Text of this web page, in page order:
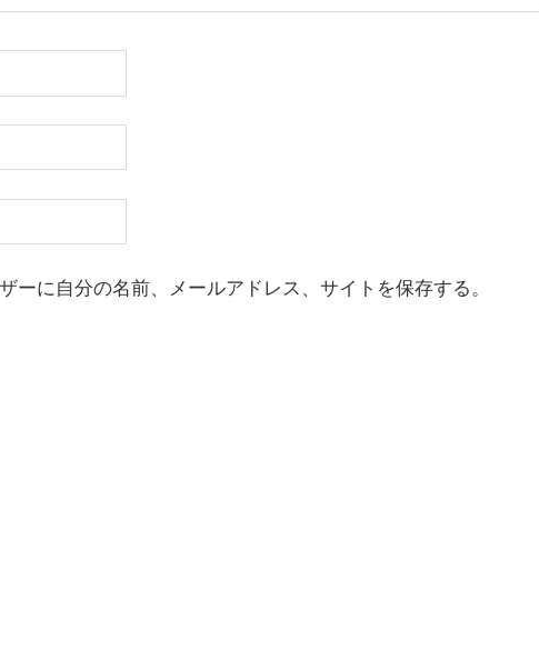
に自分の名前、メールアドレス、サイトを保存する。